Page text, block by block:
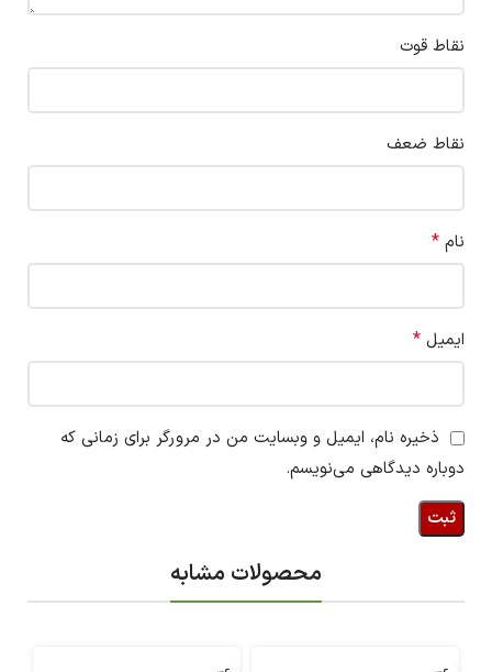
نقاط قوت
نقاط ضعف
نام *
ایمیل *
ذخیره نام، ایمیل و وبسایت من در مرورگر برای زمانی که
دوباره دیدگاهی می‌نویسم.
محصولات مشابه